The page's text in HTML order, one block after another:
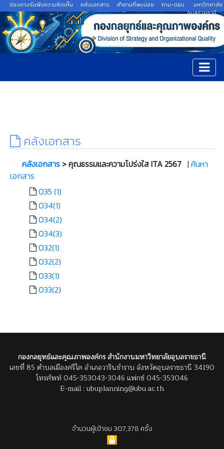
ช่องทางรับฟังความคิดเห็น คลังเอกสาร คำถามที่พบบ่อย ถาม-ตอบ
มหาวิทยาลัย
อุบลราชธานี
คลังเอกสาร
คลังเอกสาร > คุณธรรมและความโปร่งใส ITA 2567 | ค้นหา
เอกสาร
O35 (1)
O34(1)
O34(2)
O34(3)
O32(1)
O32(2)
O33(1)
O33(2)
กองกลยุทธ์และคุณภาพองค์กร สำนักงานมหาวิทยาลัยอุบลราชธานี
เลขที่ 85 ตำบลเมืองศรีไค อำเภอวารินชำราบ จังหวัดอุบลราชธานี 34190
โทรศัพท์ 045-353043-3046 แฟกซ์ 045-353046
E-mail : ubuplanning@ubu.ac.th
จำนวนผู้เข้าชม 307,378 ครั้ง